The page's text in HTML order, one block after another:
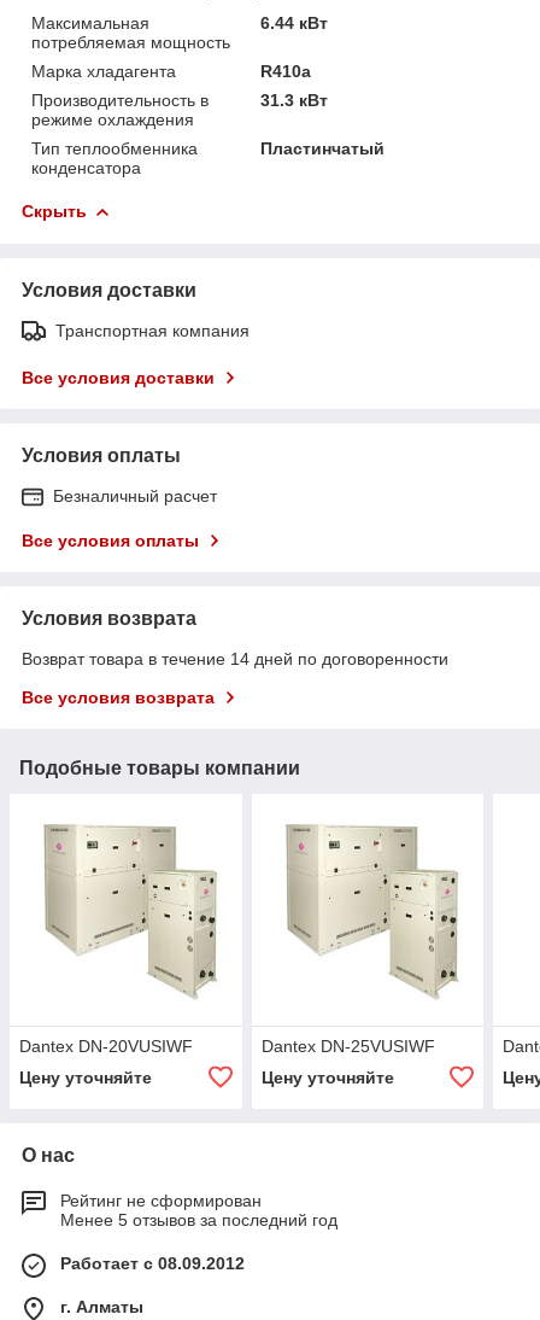
Максимальная
потребляемая мощность
6.44 кВт
Марка хладагента
R410a
Производительность в
режиме охлаждения
31.3 кВт
Тип теплообменника
конденсатора
Пластинчатый
Скрыть
Условия доставки
Транспортная компания
Все условия доставки
Условия оплаты
Безналичный расчет
Все условия оплаты
Условия возврата
Возврат товара в течение 14 дней по договоренности
Все условия возврата
Подобные товары компании
Dantex DN-20VUSIWF
Цену уточняйте
Dantex DN-25VUSIWF
Цену уточняйте
О нас
Рейтинг не сформирован
Менее 5 отзывов за последний год
Работает с 08.09.2012
г. Алматы